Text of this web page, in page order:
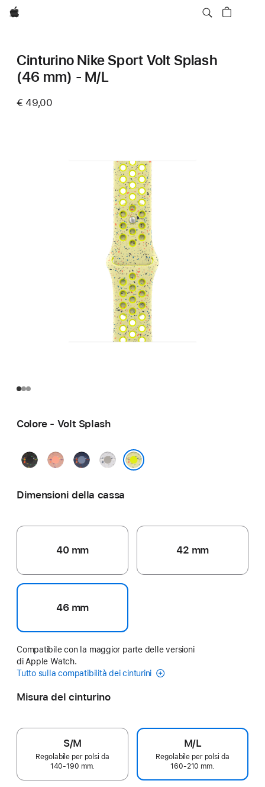
Apple
Cinturino Nike Sport Volt Splash
(46 mm) - M/L
€ 49,00
Colore - Volt Splash
MidnightAlpenglow
Blue
Veiled
Dimensioni della cassa
40 mm 42 mm
46 mm
Compatibile con la maggior parte delle versioni
di Apple Watch.
Tutto sulla compatibilità dei cinturini
Misura del cinturino
S/M
Regolabile per polsi da
140‑190 mm.
M/L
Regolabile per polsi da
160‑210 mm.